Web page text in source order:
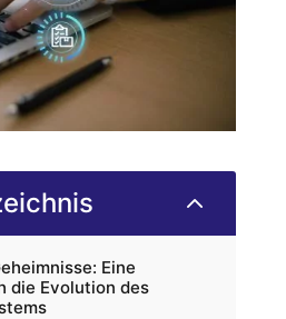
2
Eine
die Evolution des